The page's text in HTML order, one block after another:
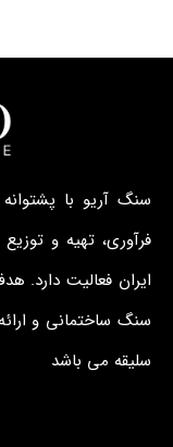
سنگ آریو با
فرآوری، تهیه و
ایران فعالیت دارد.
سنگ ساختمانی و
سلیقه می باشد